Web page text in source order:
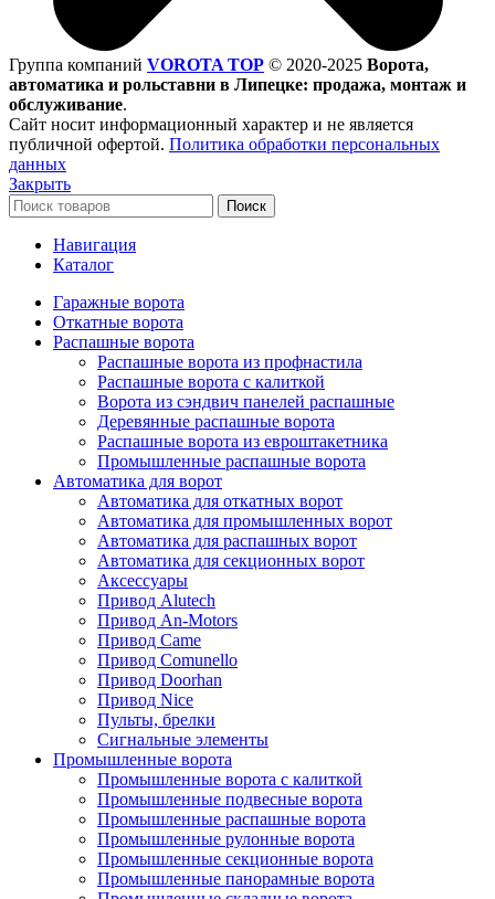
Группа компаний VOROTA TOP © 2020-2025 Ворота,
автоматика и рольставни в Липецке: продажа, монтаж и
обслуживание.
Сайт носит информационный характер и не является
публичной офертой. Политика обработки персональных
данных
Закрыть
Поиск
Навигация
Каталог
Гаражные ворота
Откатные ворота
Распашные ворота
Распашные ворота из профнастила
Распашные ворота с калиткой
Ворота из сэндвич панелей распашные
Деревянные распашные ворота
Распашные ворота из евроштакетника
Промышленные распашные ворота
Автоматика для ворот
Автоматика для откатных ворот
Автоматика для промышленных ворот
Автоматика для распашных ворот
Автоматика для секционных ворот
Аксессуары
Привод Alutech
Привод An-Motors
Привод Came
Привод Comunello
Привод Doorhan
Привод Nice
Пульты, брелки
Сигнальные элементы
Промышленные ворота
Промышленные ворота с калиткой
Промышленные подвесные ворота
Промышленные распашные ворота
Промышленные рулонные ворота
Промышленные секционные ворота
Промышленные панорамные ворота